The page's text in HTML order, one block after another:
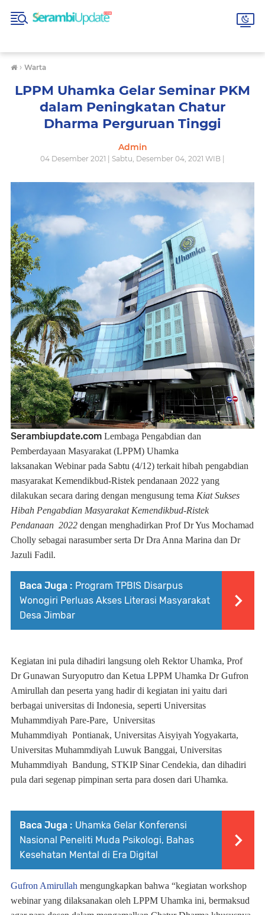
› Warta
LPPM Uhamka Gelar Seminar PKM
dalam Peningkatan Chatur
Dharma Perguruan Tinggi
Admin
04 Desember 2021 | Sabtu, Desember 04, 2021 WIB |
Serambiupdate.com Lembaga Pengabdian dan
Pemberdayaan Masyarakat (LPPM) Uhamka
laksanakan Webinarpada Sabtu (4/12) terkait hibah pengabdian
masyarakat Kemendikbud-Ristek pendanaan 2022 yang
dilakukan secara daring dengan mengusung tema Kiat Sukses
Hibah Pengabdian Masyarakat Kemendikbud-Ristek
Pendanaan 2022 dengan menghadirkan Prof Dr Yus Mochamad
Cholly sebagai narasumber serta Dr Dra Anna Marina dan Dr
Jazuli Fadil.
Baca Juga : Program TPBIS Disarpus
Wonogiri Perluas Akses Literasi Masyarakat
Desa Jimbar
Kegiatan ini pula dihadiri langsung oleh Rektor Uhamka, Prof
DrGunawan Suryoputro dan Ketua LPPM Uhamka DrGufron
Amirullah dan peserta yang hadir di kegiatan ini yaitu dari
berbagai universitas di Indonesia, seperti Universitas
Muhammdiyah Pare-Pare, Universitas
Muhammdiyah Pontianak, Universitas Aisyiyah Yogyakarta,
Universitas Muhammdiyah Luwuk Banggai, Universitas
Muhammdiyah Bandung, STKIP Sinar Cendekia, dan dihadiri
pula dari segenap pimpinan serta para dosen dari Uhamka.
Baca Juga : Uhamka Gelar Konferensi
Nasional Peneliti Muda Psikologi, Bahas
Kesehatan Mental di Era Digital
Gufron Amirullah mengungkapkan bahwa “kegiatan workshop
webinar yang dilaksanakan oleh LPPM Uhamka ini, bermaksud